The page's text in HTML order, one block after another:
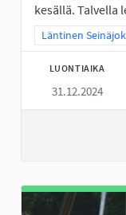
kesällä. Talvella
Rajaa tulokset
Läntinen
LUONTIAIKA
31.12.2024